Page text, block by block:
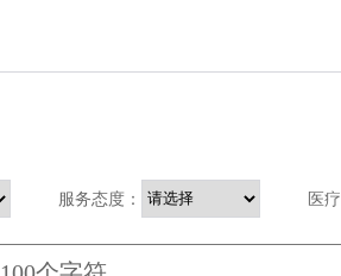
服务态度： 医